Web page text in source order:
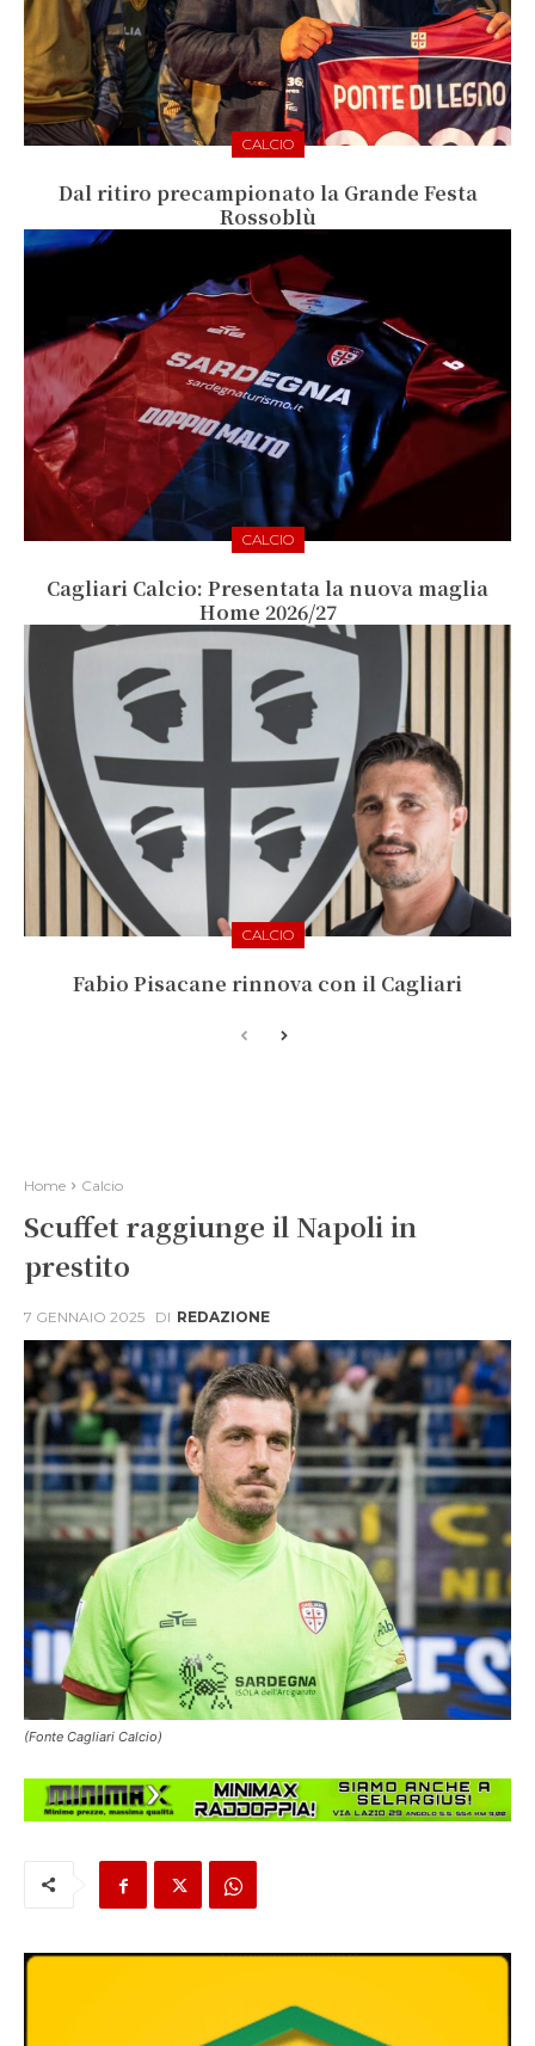
CALCIO
Dal ritiro precampionato la Grande Festa
Rossoblù
CALCIO
Cagliari Calcio: Presentata la nuova maglia
Home 2026/27
CALCIO
Fabio Pisacane rinnova con il Cagliari